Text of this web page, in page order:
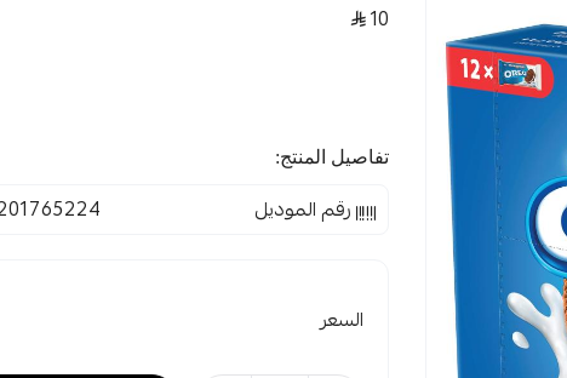
10
تفاصيل المنتج:
رقم الموديل
السعر